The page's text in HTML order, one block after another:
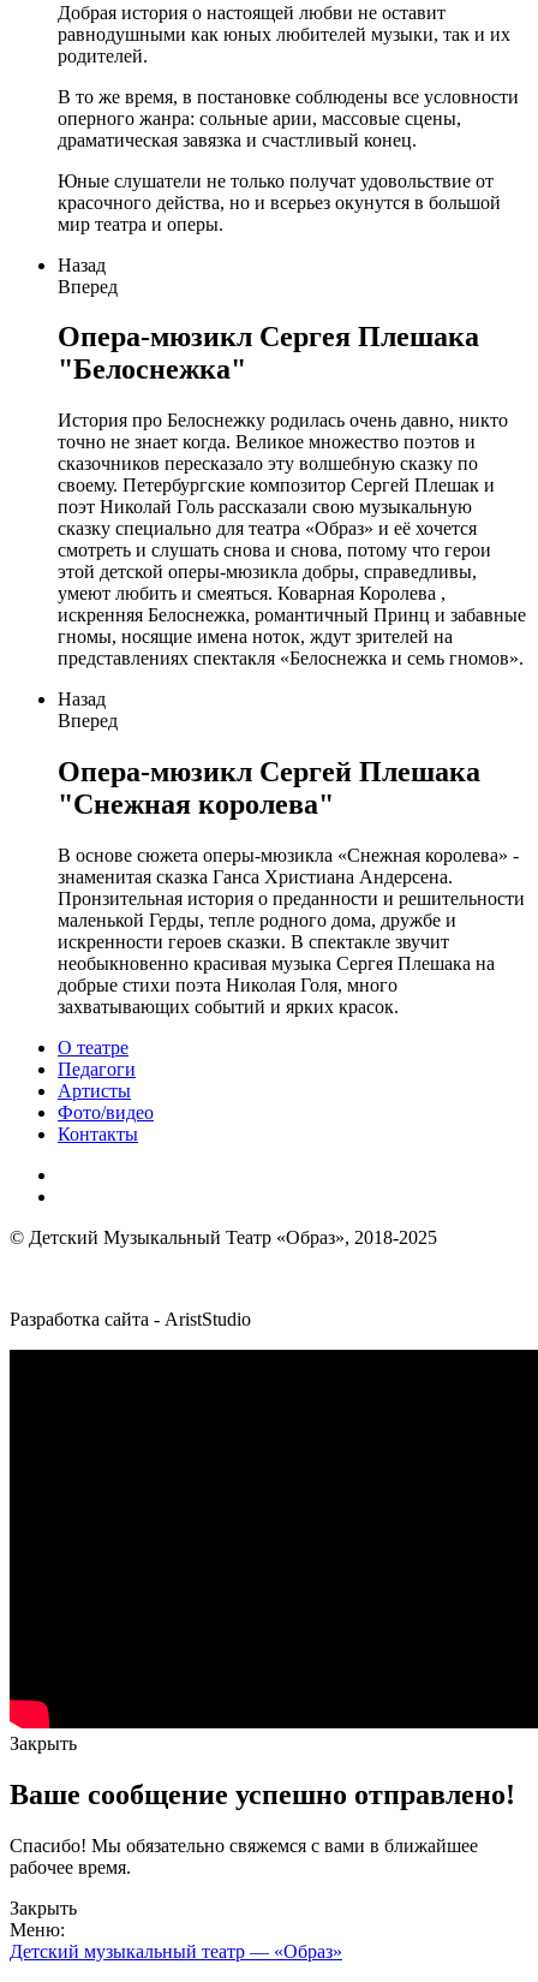
Добрая история о настоящей любви не оставит
равнодушными как юных любителей музыки, так и их
родителей.
В то же время, в постановке соблюдены все условности
оперного жанра: сольные арии, массовые сцены,
драматическая завязка и счастливый конец.
Юные слушатели не только получат удовольствие от
красочного действа, но и всерьез окунутся в большой
мир театра и оперы.
Назад
Вперед
Опера-мюзикл Сергея Плешака
"Белоснежка"
История про Белоснежку родилась очень давно, никто
точно не знает когда. Великое множество поэтов и
сказочников пересказало эту волшебную сказку по
своему. Петербургские композитор Сергей Плешак и
поэт Николай Голь рассказали свою музыкальную
сказку специально для театра «Образ» и её хочется
смотреть и слушать снова и снова, потому что герои
этой детской оперы-мюзикла добры, справедливы,
умеют любить и смеяться. Коварная Королева ,
искренняя Белоснежка, романтичный Принц и забавные
гномы, носящие имена ноток, ждут зрителей на
представлениях спектакля «Белоснежка и семь гномов».
Назад
Вперед
Опера-мюзикл Сергей Плешака
"Снежная королева"
В основе сюжета оперы-мюзикла «Снежная королева» -
знаменитая сказка Ганса Христиана Андерсена.
Пронзительная история о преданности и решительности
маленькой Герды, тепле родного дома, дружбе и
искренности героев сказки. В спектакле звучит
необыкновенно красивая музыка Сергея Плешака на
добрые стихи поэта Николая Голя, много
захватывающих событий и ярких красок.
О театре
Педагоги
Артисты
Фото/видео
Контакты
© Детский Музыкальный Театр «Образ», 2018-2025
Разработка сайта - AristStudio
Закрыть
Ваше сообщение успешно отправлено!
Спасибо! Мы обязательно свяжемся с вами в ближайшее
рабочее время.
Закрыть
Меню:
Детский музыкальный театр — «Образ»